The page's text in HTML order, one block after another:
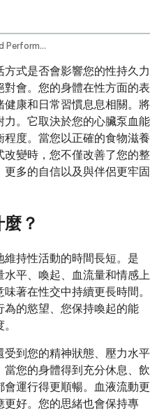
Sexual Stamina And Performance Diet And Lifestyle Tips
式是否會影響您的性持久力
會。您的身體在性方面的表
康和日常習慣息息相關。將
。它取決於您的心臟泵血能
度。當您以正確的食物滋養
變時，您不僅改善了您的整
多的自信以及與伴侶更牢固
？
持性活動的時間長短。是
平、喚起、血流量和情感上
著在性交中持續更長時間。
的慾望、您保持喚起的能​
到您的精神狀態、壓力水平
當您的身體得到充分休息、飲
運行得更順暢。血液流動更
好。您的思緒也會保持專